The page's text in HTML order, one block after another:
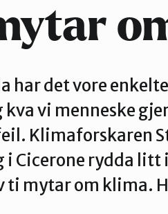
Ørsta og Volda
har det vore
vi menneske
Klimaforskaren
i Cicerone rydda
ti mytar om klima.